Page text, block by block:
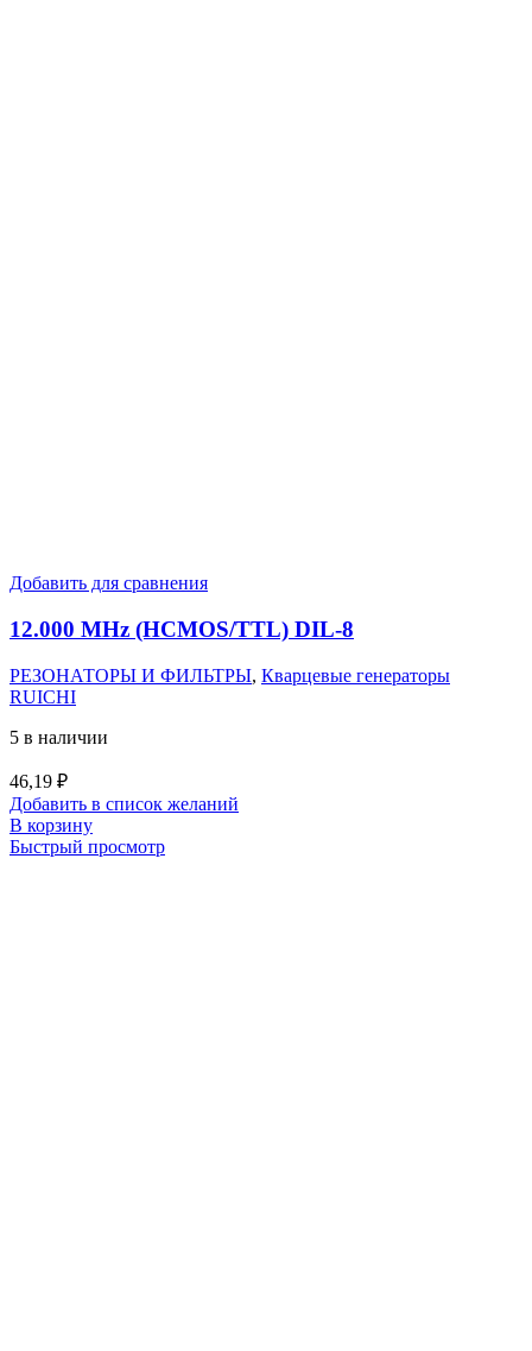
Добавить для сравнения
12.000 MHz (HCMOS/TTL) DIL-8
РЕЗОНАТОРЫ И ФИЛЬТРЫ, Кварцевые генераторы
RUICHI
5 в наличии
46,19 ₽
Добавить в список желаний
В корзину
Быстрый просмотр